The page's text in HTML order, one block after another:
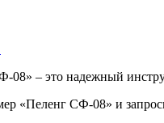
08» – это надежный
«Пеленг СФ-08» и